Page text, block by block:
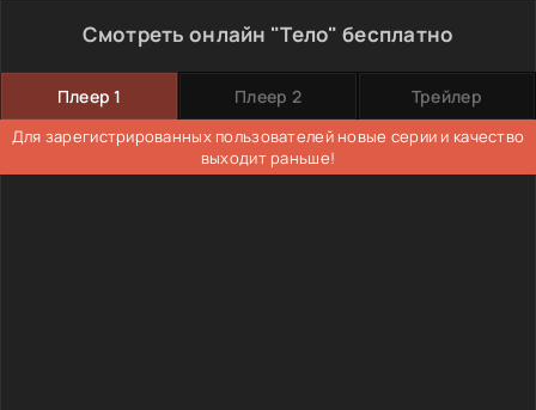
Смотреть онлайн "Тело" бесплатно
Плеер 1 Плеер 2 Трейлер
Для зарегистрированных пользователей новые серии и качество
выходит раньше!